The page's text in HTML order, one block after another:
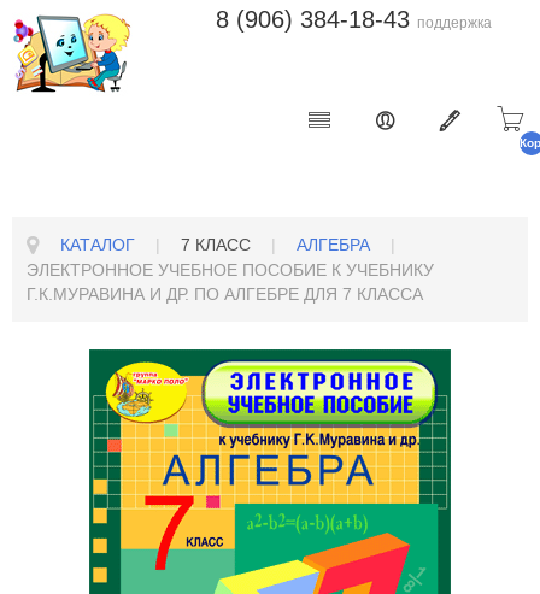
8 (906) 384-18-43 поддержка
КАТАЛОГ | 7 КЛАСС | АЛГЕБРА
|
ЭЛЕКТРОННОЕ УЧЕБНОЕ ПОСОБИЕ К УЧЕБНИКУ
Г.К.МУРАВИНА И ДР. ПО АЛГЕБРЕ ДЛЯ 7 КЛАССА